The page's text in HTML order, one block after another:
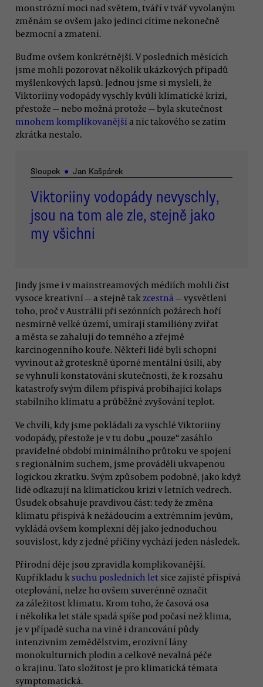
monstrózní moci nad světem, tváří v tvář vyvolaným
změnám se ovšem jako jedinci cítíme nekonečně
bezmocní a zmatení.
Buďme ovšem konkrétnější. V posledních měsících
jsme mohli pozorovat několik ukázkových případů
myšlenkových lapsů. Jednou jsme si mysleli, že
Viktoriiny vodopády vyschly kvůli klimatické krizi,
přestože — nebo možná protože — byla skutečnost
mnohem komplikovanější a nic takového se zatím
zkrátka nestalo.
Sloupek ● Jan Kašpárek
Viktoriiny vodopády nevyschly,
jsou na tom ale zle, stejně jako
my všichni
Jindy jsme i v mainstreamových médiích mohli číst
vysoce kreativní — a stejně takzcestná — vysvětlení
toho, proč v Austrálii při sezónních požárech hoří
nesmírně velké území, umírají stamilióny zvířat
a města se zahalují do temného a zřejmě
karcinogenního kouře. Někteří lidé byli schopni
vyvinout až groteskně úporné mentální úsilí, aby
se vyhnuli konstatování skutečnosti, že k rozsahu
katastrofy svým dílem přispívá probíhající kolaps
stabilního klimatu a průběžné zvyšování teplot.
Ve chvíli, kdy jsme pokládali za vyschlé Viktoriiny
vodopády, přestože je v tu dobu „pouze“ zasáhlo
pravidelné období minimálního průtoku ve spojení
s regionálním suchem, jsme prováděli ukvapenou
logickou zkratku. Svým způsobem podobně, jako když
lidé odkazují na klimatickou krizi v letních vedrech.
Úsudek obsahuje pravdivou část: tedy že změna
klimatu přispívá k nežádoucím a extrémním jevům,
vykládá ovšem komplexní děj jako jednoduchou
souvislost, kdy z jedné příčiny vychází jeden následek.
Přírodní děje jsou zpravidla komplikovanější.
Kupříkladu k suchu posledních let sice zajisté přispívá
oteplování, nelze ho ovšem suverénně označit
za záležitost klimatu. Krom toho, že časová osa
i několika let stále spadá spíše pod počasí než klima,
je v případě sucha na vině i drancování půdy
intenzivním zemědělstvím, erozivní lány
monokulturních plodin a celkově nevalná péče
o krajinu. Tato složitost je pro klimatická témata
symptomatická.